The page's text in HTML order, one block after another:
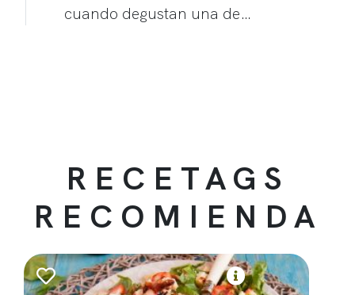
cuando degustan una de…
RECETAGS
RECOMIENDA